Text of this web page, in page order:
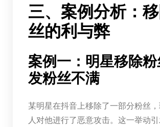
三、案例分析：
丝的利与弊
案例一：明星移除粉
发粉丝不满
某明星在抖音上移除了一部分粉丝
人对他进行了恶意攻击。这一举动